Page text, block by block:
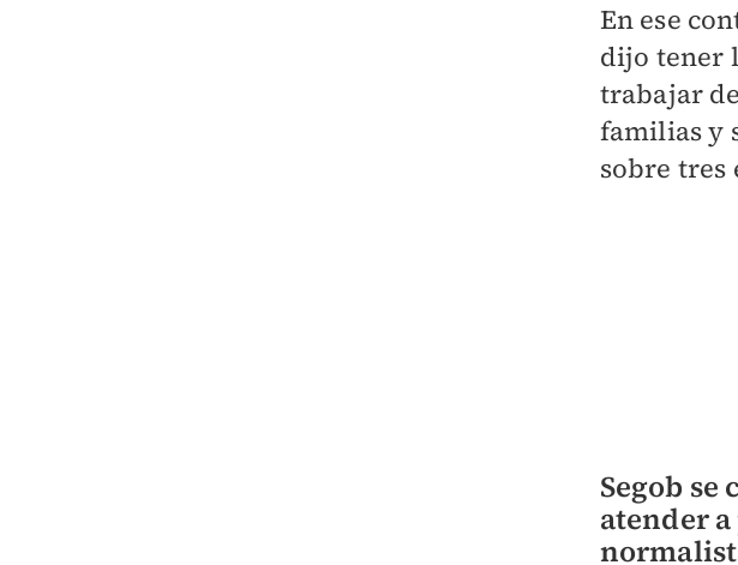
En ese
dijo tener
trabajar
familias y
sobre tres
Segob se
atender